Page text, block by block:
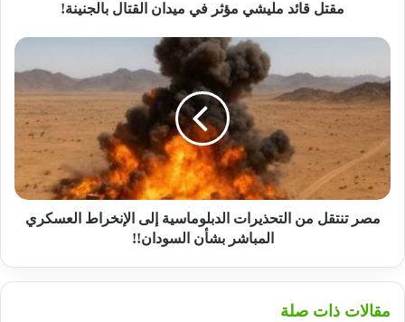
مقتل قائد مليشي مؤثر في ميدان القتال بالجنينة!
مصر
من
التحذيرات
الدبلوماسية
إلى
الإنخراط
العسكري
المباشر
بشأن
مصر تنتقل من التحذيرات الدبلوماسية إلى الإنخراط العسكري
المباشر بشأن السودان!!
مقالات ذات صلة